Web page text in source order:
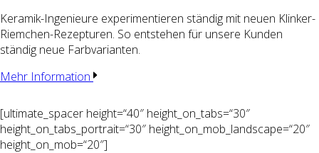
Keramik-Ingenieure experimentieren ständig mit neuen Klinker-
Riemchen-Rezepturen. So entstehen für unsere Kunden
ständig neue Farbvarianten.
Mehr Information
[ultimate_spacer height=“40″ height_on_tabs=“30″
height_on_tabs_portrait=“30″ height_on_mob_landscape=“20″
height_on_mob=“20″]